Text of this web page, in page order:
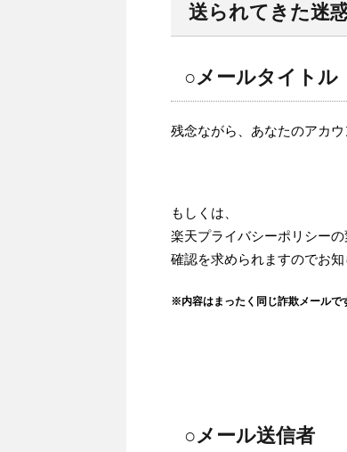
送られてきた迷
○メールタイトル
残念ながら、あなたのアカ
もしくは、
楽天プライバシーポリシー
確認を求められますのでお知
※内容はまったく同じ詐欺メールで
○メール送信者